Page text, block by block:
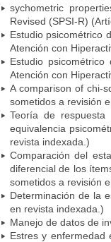
sychometric
Revised (SPSI-R)
Estudio psicométrico
Atención con
Estudio
Atención con
A comparison of chi-
sometidos a revisión
Teoría de
equivalencia
revista indexada.)
Comparación del
diferencial de los
sometidos a revisión
Determinación de la
en revista indexada.)
Manejo de datos de
Estres y enfermedad